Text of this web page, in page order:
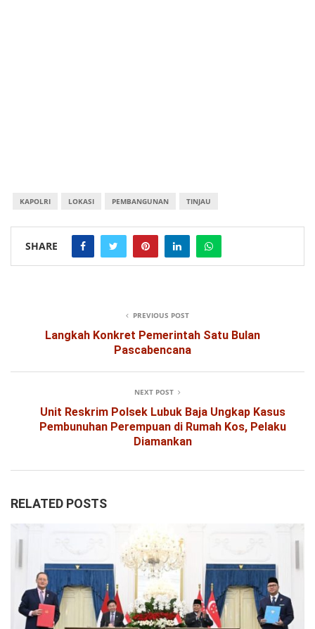
KAPOLRI LOKASI PEMBANGUNAN TINJAU
SHARE
PREVIOUS POST
Langkah Konkret Pemerintah Satu Bulan
Pascabencana
NEXT POST
Unit Reskrim Polsek Lubuk Baja Ungkap Kasus
Pembunuhan Perempuan di Rumah Kos, Pelaku
Diamankan
RELATED POSTS